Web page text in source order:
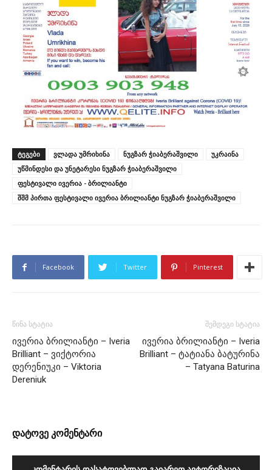
ᲢᲔᲒᲔᲑᲘ ვლადა უმრიხინა ნუგზარ ჭიაბერაშვილი
უკრაინა
უწმინდესი და უნეტარესი ნუგზარ ჭიაბერაშვილი
ფესტივალი ივერია - ბრილიანტი
შშმ პირთა ფესტივალი ივერია ბრილიანტი ნუგზარ ჭიაბერაშვილი
Facebook Twitter Pinterest
წინა სტატია
ივერია ბრილიანტი – Iveria
Brilliant – ვიქტორია
დერენიუკი – Viktoria
Dereniuk
შემდეგი სტატია
ივერია ბრილიანტი – Iveria
Brilliant – ტატიანა ბატურინა
– Tatyana Baturina
დატოვე კომენტარი